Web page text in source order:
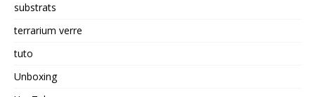
substrats
terrarium verre
tuto
Unboxing